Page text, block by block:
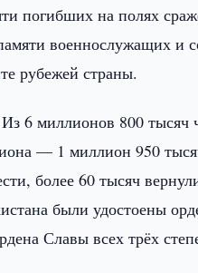
погибших на полях
военнослужащих и
рубежей страны.
6 миллионов 800 тысяч
— 1 миллион 950
более 60 тысяч
были удостоены
Славы всех трёх